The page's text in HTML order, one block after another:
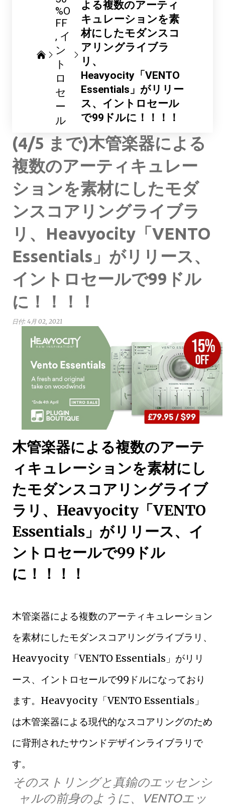
%O
FF
イ
ン
ト
ロ
セ
ー
ル
よる複数のアーティ
キュレーションを素
材にしたモダンスコ
アリングライブラ
リ、
Heavyocity「VENTO
Essentials」がリリー
ス、イントロセール
で99ドルに！！！！
(4/5 まで)木管楽器による
複数のアーティキュレー
ションを素材にしたモダ
ンスコアリングライブラ
リ、Heavyocity「VENTO
Essentials」がリリース、
イントロセールで99ドル
に！！！！
日付: 4月 02, 2021
木管楽器による複数のアーテ
ィキュレーションを素材にし
たモダンスコアリングライブ
ラリ、Heavyocity「VENTO
Essentials」がリリース、イ
ントロセールで99ドル
に！！！！
木管楽器による複数のアーティキュレーション
を素材にしたモダンスコアリングライブラリ、
Heavyocity「VENTO Essentials」がリリ
ース、イントロセールで99ドルになっており
ます。Heavyocity「VENTO Essentials」
は木管楽器による現代的なスコアリングのため
に背刑されたサウンドデザインライブラリで
す。
そのストリングと真鍮のエッセンシ
ャルの前身のように、VENTOエッ